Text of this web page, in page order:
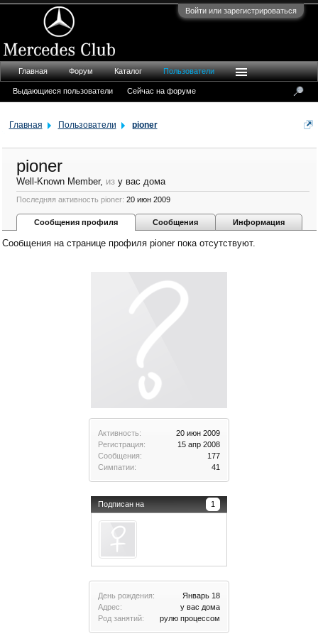
Войти или зарегистрироваться
Главная Пользователи pioner
Активность:
20 июн 2009
Регистрация:
15 апр 2008
Сообщения:
177
Симпатии:
41
Подписан на 1
День рождения:
Январь 18
Адрес:
у вас дома
Род занятий:
рулю процессом
pioner
Well-Known Member, из у вас дома
Последняя активность pioner: 20 июн 2009
Сообщения профиля Сообщения Информация
Сообщения на странице профиля pioner пока отсутствуют.
Главная Форум Каталог Пользователи
Выдающиеся пользователи Сейчас на форуме